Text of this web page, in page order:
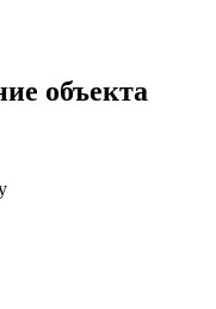
объекта